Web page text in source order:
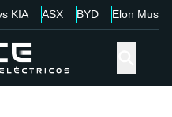
KIA ASX BYD Elon Musk